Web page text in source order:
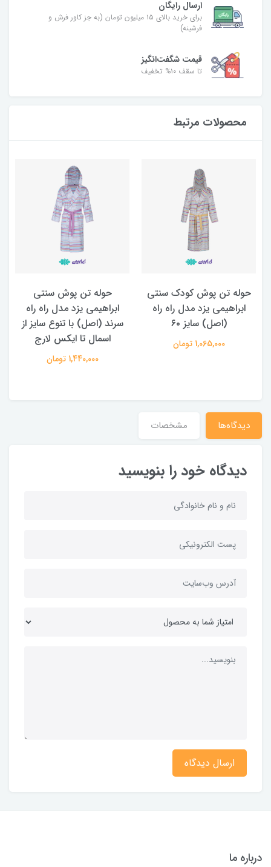
ارسال رایگان
برای خرید بالای ۱۵ میلیون تومان (به جز کاور فرش و
فرشینه)
قیمت شگفت‌انگیز
تا سقف ۱۰% تخفیف
محصولات مرتبط
حوله تن پوش کودک سنتی
ابراهیمی یزد مدل راه راه
(اصل) سایز ۶۰
1,065,000 تومان
حوله تن پوش سنتی
ابراهیمی یزد مدل راه راه
سرند (اصل) با تنوع سایز از
اسمال تا ایکس لارج
1,440,000 تومان
دیدگاه‌ها مشخصات
دیدگاه خود را بنویسید
ارسال دیدگاه
درباره ما